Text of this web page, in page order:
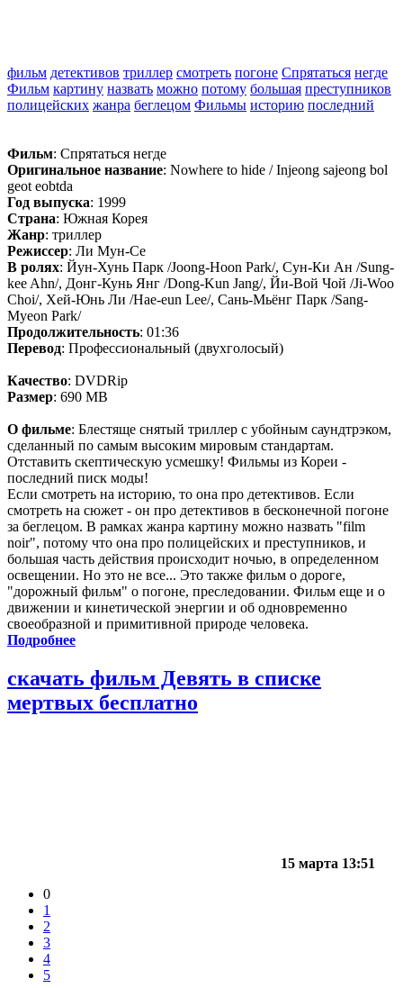
фильм детективов триллер смотреть погоне Спрятаться негде
Фильм картину назвать можно потому большая преступников
полицейских жанра беглецом Фильмы историю последний
Фильм: Спрятаться негде
Оригинальное название: Nowhere to hide / Injeong sajeong bol
geot eobtda
Год выпуска: 1999
Страна: Южная Корея
Жанр: триллер
Режиссер: Ли Мун-Се
В ролях: Йун-Хунь Парк /Joong-Hoon Park/, Сун-Ки Ан /Sung-
kee Ahn/, Донг-Кунь Янг /Dong-Kun Jang/, Йи-Вой Чой /Ji-Woo
Choi/, Хей-Юнь Ли /Hae-eun Lee/, Сань-Мьёнг Парк /Sang-
Myeon Park/
Продолжительность: 01:36
Перевод: Профессиональный (двухголосый)
Качество: DVDRip
Размер: 690 MB
О фильме: Блестяще снятый триллер с убойным саундтрэком,
сделанный по самым высоким мировым стандартам.
Отставить скептическую усмешку! Фильмы из Кореи -
последний писк моды!
Если смотреть на историю, то она про детективов. Если
смотреть на сюжет - он про детективов в бесконечной погоне
за беглецом. В рамках жанра картину можно назвать "film
noir", потому что она про полицейских и преступников, и
большая часть действия происходит ночью, в определенном
освещении. Но это не все... Это также фильм о дороге,
"дорожный фильм" о погоне, преследовании. Фильм еще и о
движении и кинетической энергии и об одновременно
своеобразной и примитивной природе человека.
Подробнее
скачать фильм Девять в списке
мертвых бесплатно
15 марта 13:51
0
1
2
3
4
5